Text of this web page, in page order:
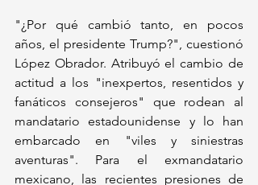
"¿Por qué cambió tanto, en pocos
años, el presidente Trump?", cuestionó
López Obrador. Atribuyó el cambio de
actitud a los "inexpertos, resentidos y
fanáticos consejeros" que rodean al
mandatario estadounidense y lo han
embarcado en "viles y siniestras
aventuras". Para el exmandatario
mexicano, las recientes presiones de